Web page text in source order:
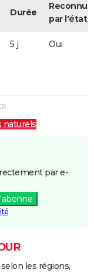
Durée
Reconnue
par l'état
5 j Oui
naturels
par e-
les régions,